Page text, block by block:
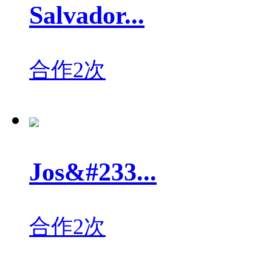
Salvador...
合作2次
Jos&#233...
合作2次